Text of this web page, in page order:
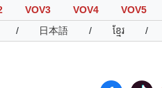
VOV3 VOV4 VOV5
/ 日本語 / ខ្មែរ /